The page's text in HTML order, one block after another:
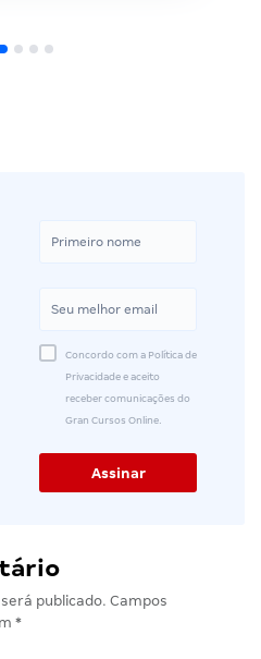
Concordo com a Política de
Privacidade e aceito
receber comunicações do
Gran Cursos Online.
publicado. Campos
*